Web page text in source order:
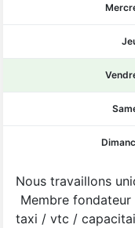
Nous travaillons
Membre
taxi / vtc /